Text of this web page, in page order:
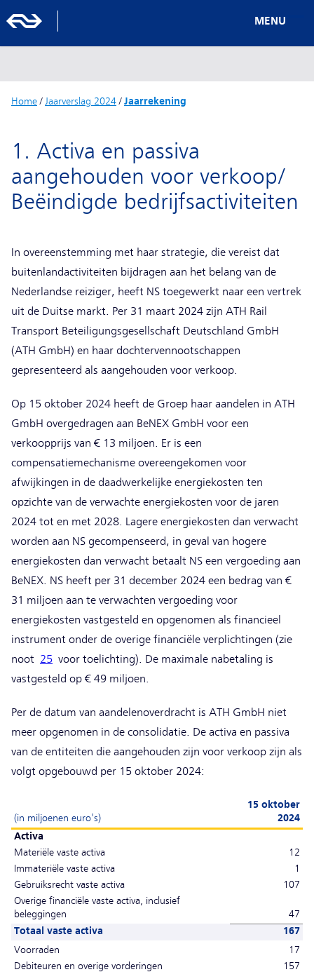
MENU
Home/ Jaarverslag 2024/Jaarrekening
1. Activa en passiva
aangehouden voor verkoop/
Beëindigde bedrijfsactiviteiten
In overeenstemming met haar strategie, die vereist dat
buitenlandactiviteiten bijdragen aan het belang van de
Nederlandse reiziger, heeft NS toegewerkt naar een vertrek
uit de Duitse markt. Per 31 maart 2024 zijn ATH Rail
Transport Beteiligungsgesellschaft Deutschland GmbH
(ATH GmbH) en haar dochtervennootschappen
gepresenteerd als aangehouden voor verkoop.
Op 15 oktober 2024 heeft de Groep haar aandelen in ATH
GmbH overgedragen aan BeNEX GmbH voor een
verkoopprijs van € 13 miljoen. Er is een
compensatiemechanisme overeengekomen voor
afwijkingen in de daadwerkelijke energiekosten ten
opzichte van de verwachte energiekosten voor de jaren
2024 tot en met 2028. Lagere energiekosten dan verwacht
worden aan NS gecompenseerd, in geval van hogere
energiekosten dan verwacht betaalt NS een vergoeding aan
BeNEX. NS heeft per 31 december 2024 een bedrag van €
31 miljoen aan te verwachten vergoeding voor
energiekosten vastgesteld en opgenomen als financieel
instrument onder de overige financiële verplichtingen (zie
noot 25 voor toelichting). De maximale nabetaling is
vastgesteld op € 49 miljoen.
Per de datum van aandelenoverdracht is ATH GmbH niet
meer opgenomen in de consolidatie. De activa en passiva
van de entiteiten die aangehouden zijn voor verkoop zijn als
volgt opgebouwd per 15 oktober 2024:
(in miljoenen euro's)
15 oktober
2024
Activa
Materiële vaste activa
12
Immateriële vaste activa
1
Gebruiksrecht vaste activa
107
Overige financiële vaste activa, inclusief
beleggingen
47
Totaal vaste activa
167
Voorraden
17
Debiteuren en overige vorderingen
157